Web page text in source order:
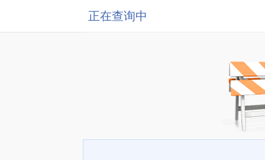
正在查询中